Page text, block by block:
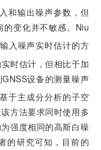
和输出噪声参数，但
变化并不敏感。Niu
入噪声实时估计的方
时估计，但相比于加
设备的测量噪声
于主成分分析的子空
方法要求同时使用多
强度相同的高斯白噪
的研究可知，目前的